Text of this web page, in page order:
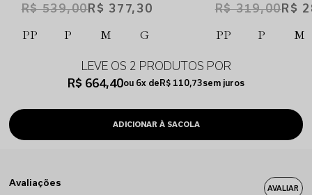
R$ 539,00R$ 377,30
PP P M G
R$ 319,00R$
PP P M
LEVE OS 2 PRODUTOS
R$ 664,40
6x R$ 110,73sem juros
Avaliações